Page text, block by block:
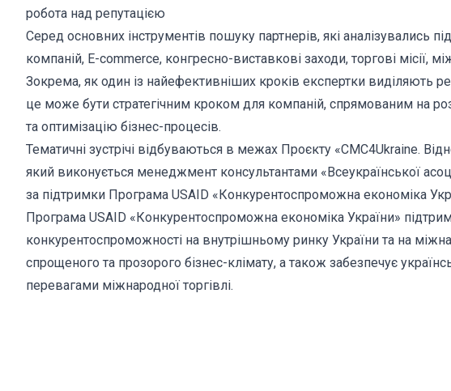
робота над репутацією
Серед основних інструментів пошуку партнерів, які аналізувались
компаній, E-commerce, конгресно-виставкові заходи, торгові місії,
Зокрема, як один із найефективніших кроків експертки виділяють
це може бути стратегічним кроком для компаній, спрямованим на
та оптимізацію бізнес-процесів.
Тематичні зустрічі відбуваються в межах Проєкту «CMC4Ukraine.
який виконується менеджмент консультантами «Всеукраїнської
за підтримки Програма USAID «Конкурентоспроможна економіка
Програма USAID «Конкурентоспроможна економіка України»
конкурентоспроможності на внутрішньому ринку України та на
спрощеного та прозорого бізнес-клімату, а також забезпечує
перевагами міжнародної торгівлі.